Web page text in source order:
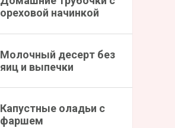
ореховой начинкой
Молочный десерт без
яиц и выпечки
Капустные оладьи с
фаршем